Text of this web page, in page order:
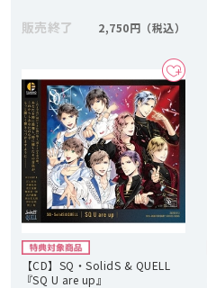
販売終了 2,750円
【CD】SQ・SolidS & QUELL
『SQ U are up』